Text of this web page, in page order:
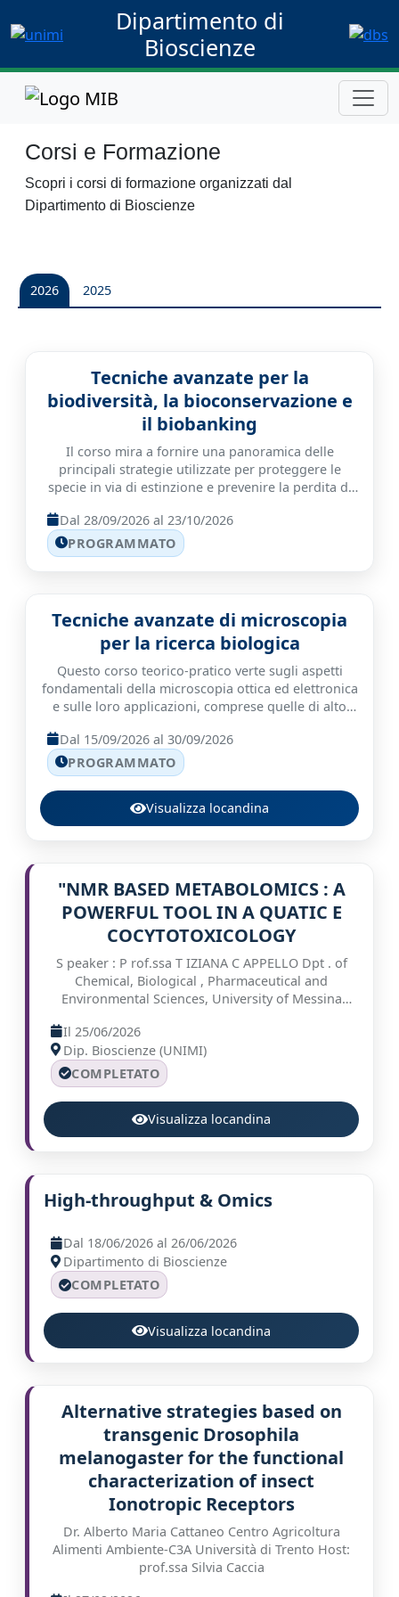
Dipartimento di
Bioscienze
Corsi e Formazione
Scopri i corsi di formazione organizzati dal
Dipartimento di Bioscienze
2026 2025
Tecniche avanzate per la
biodiversità, la bioconservazione e
il biobanking
Il corso mira a fornire una panoramica delle
principali strategie utilizzate per proteggere le
specie in via di estinzione e prevenire la perdita di
progressi nelle tecnologie di sequenziamento
abbiano trasformato la ricerca sulla biodiversità,
offrendo nuovi strumenti per lo studio e la
conservazione del germoplasma e delle biobanche
nella salvaguardia del patrimonio genetico per le
future generazioni. Il corso tratterà inoltre le
politiche di reintroduzione delle specie,
esaminandone l’importanza, le sfide e le
applicazioni nell’ambito dei programmi di
conservazione della biodiversità
Dal 28/09/2026 al 23/10/2026
PROGRAMMATO
Tecniche avanzate di microscopia
per la ricerca biologica
Questo corso teorico-pratico verte sugli aspetti
fondamentali della microscopia ottica ed elettronica
e sulle loro applicazioni, comprese quelle di alto
comprenderanno la formazione sull’uso dei vari
microscopi ottici ed elettronici disponibili presso la
piattaforma UNITECH Bio-Imaging NOLIMITS.
Dal 15/09/2026 al 30/09/2026
PROGRAMMATO
Visualizza locandina
"NMR BASED METABOLOMICS : A
POWERFUL TOOL IN A QUATIC E
COCYTOTOXICOLOGY
S peaker : P rof.ssa T IZIANA C APPELLO Dpt . of
Chemical, Biological , Pharmaceutical and
Environmental Sciences, University of Messina
Il 25/06/2026
Dip. Bioscienze (UNIMI)
COMPLETATO
Visualizza locandina
High-throughput & Omics
Dal 18/06/2026 al 26/06/2026
Dipartimento di Bioscienze
COMPLETATO
Visualizza locandina
Alternative strategies based on
transgenic Drosophila
melanogaster for the functional
characterization of insect
Ionotropic Receptors
Dr. Alberto Maria Cattaneo Centro Agricoltura
Alimenti Ambiente-C3A Università di Trento Host:
prof.ssa Silvia Caccia